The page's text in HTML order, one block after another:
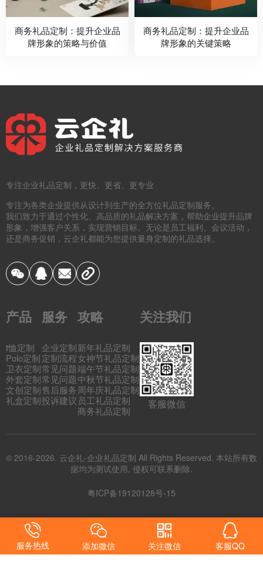
商务礼品定制：提升企业品
牌形象的策略与价值
商务礼品定制：提升企业品
牌形象的关键策略
专注企业礼品定制，更快、更省、更专业
专注为各类企业提供从设计到生产的全方位礼品定制服务。
我们致力于通过个性化、高品质的礼品解决方案，帮助企业提升品牌
形象，增强客户关系，实现营销目标。无论是员工福利、会议活动，
还是商务促销，云企礼都能为您提供量身定制的礼品选择。
产品
t恤定制
Polo定制
卫衣定制
外套定制
文创定制
礼盒定制
服务
企业定制
定制流程
常见问题
常见问题
售后服务
投诉建议
攻略
新年礼品定制
女神节礼品定制
端午节礼品定制
中秋节礼品定制
周年庆礼品定制
员工礼品定制
商务礼品定制
关注我们
客服微信
© 2016-2026. 云企礼-企业礼品定制 All Rights Reserved. 本站所有数
据均为测试使用, 侵权可联系删除.
粤ICP备19120128号-15
服务热线 添加微信 关注微信 客服QQ